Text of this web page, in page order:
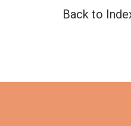
Back to